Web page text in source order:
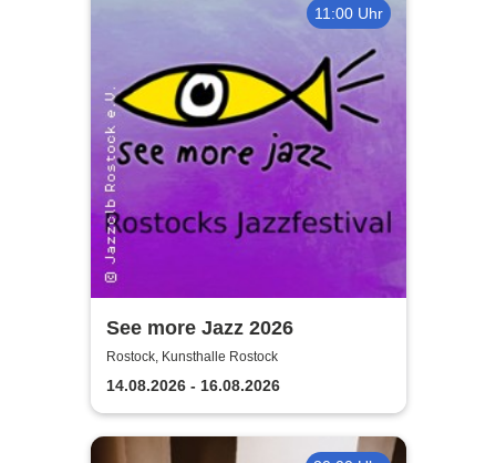
11:00 Uhr
See more Jazz 2026
Rostock, Kunsthalle Rostock
14.08.2026 - 16.08.2026